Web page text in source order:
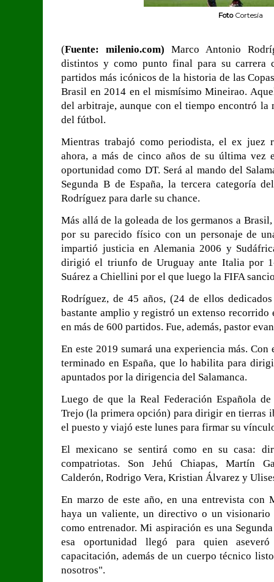
FotoCortesía
(Fuente: milenio.com)Marco Antonio
distintos y como punto final para su carrera
partidos más icónicos de la historia de las
Brasil en 2014 en el mismísimo Mineirao.
del arbitraje, aunque con el tiempo encontró la
del fútbol.
Mientras trabajó como periodista, el ex juez
ahora, a más de cinco años de su última vez
oportunidad como DT. Será al mando del
Segunda B de España, la tercera categoría
Rodríguez para darle su chance.
Más allá de la goleada de los germanos a
por su parecido físico con un personaje de
impartió justicia en Alemania 2006 y
dirigió el triunfo de Uruguay ante Italia por
Suárez a Chiellini por el que luego la FIFA
Rodríguez, de 45 años, (24 de ellos
bastante amplio y registró un extenso
en más de 600 partidos. Fue, además, pastor
En este 2019 sumará una experiencia más.
terminado en España, que lo habilita para
apuntados por la dirigencia del Salamanca.
Luego de que la Real Federación Española
Trejo (la primera opción) para dirigir en tierras
el puesto y viajó este lunes para firmar su
El mexicano se sentirá como en su casa:
compatriotas. Son Jehú Chiapas, Martín
Calderón, Rodrigo Vera, Kristian Álvarez y
En marzo de este año, en una entrevista con
haya un valiente, un directivo o un visionario
como entrenador. Mi aspiración es una
esa oportunidad llegó para quien
capacitación, además de un cuerpo técnico
nosotros".